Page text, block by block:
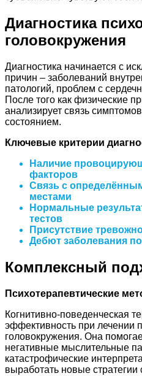
Диагностика
головокружения
Диагностика начинается с
причин – заболеваний
патологий, проблем с
После того как физические
анализирует связь
состоянием.
Ключевые критерии
Наличие
факторов
Связь с
местами
Нормальные
тестов
Присутствие
Дебют заболевания
Комплексный
Психотерапевтические
Когнитивно-поведенческая
эффективность при лечении
головокружения. Она
негативные мыслительные
катастрофические
выработать новые